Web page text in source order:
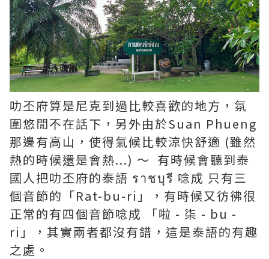
叻丕府算是尼克到過比較喜歡的地方，氛
圍悠閒不在話下，另外由於Suan Phueng
那邊有高山，使得氣候比較涼快舒適 (雖然
熱的時候還是會熱...) ～ 有時候會聽到泰
國人把叻丕府的泰語 ราชบุรี 唸成 只有三
個音節的「Rat-bu-ri」，有時候又彷彿很
正常的有四個音節唸成 「啦 - 柒 - bu -
ri」，其實兩者都沒有錯，這是泰語的有趣
之處。